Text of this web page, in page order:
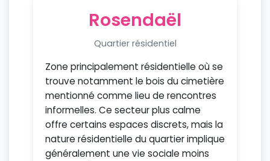
Rosendaël
Quartier résidentiel
Zone principalement résidentielle où se
trouve notamment le bois du cimetière
mentionné comme lieu de rencontres
informelles. Ce secteur plus calme
offre certains espaces discrets, mais la
nature résidentielle du quartier implique
généralement une vie sociale moins